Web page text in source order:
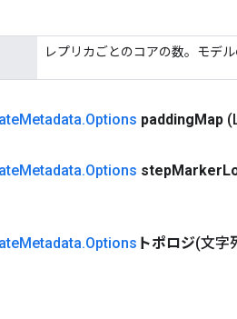
レプリカごとのコアの数。モデ
Metadata.Options paddingMap
Metadata.Options stepMarker
Metadata.Options トポロジ(文字